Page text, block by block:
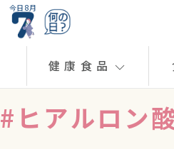
今日 8月
健康食品
#ヒアルロン